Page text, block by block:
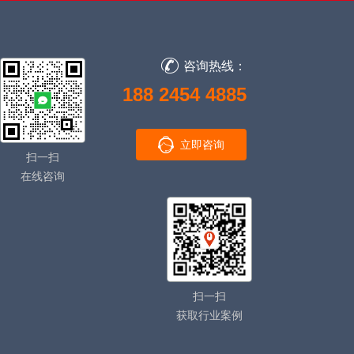
咨询热线：
188 2454 4885
立即咨询
扫一扫
在线咨询
扫一扫
获取行业案例